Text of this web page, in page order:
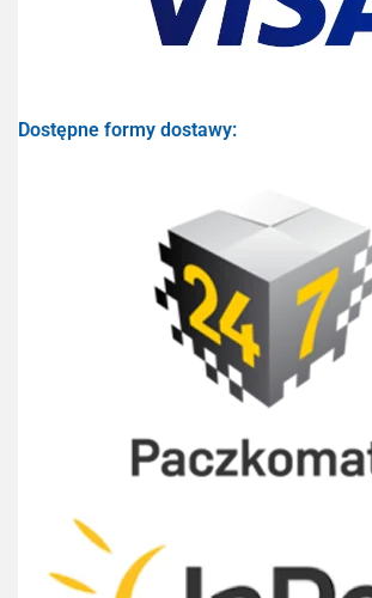
Dostępne formy dostawy: